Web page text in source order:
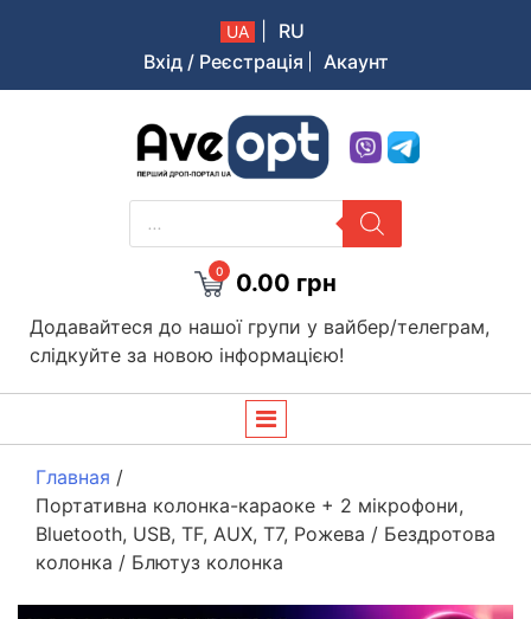
UA
RU
Вхід / Реєстрація
Акаунт
Aveopt – оптова дропшипінг платформа в Україні
PRODUCTS
SEARCH
0 0.00 грн
Додавайтеся до нашої групи у вайбер/телеграм,
слідкуйте за новою інформацією!
Главная /
Портативна колонка-караоке + 2 мікрофони,
Bluetooth, USB, TF, AUX, T7, Рожева / Бездротова
колонка / Блютуз колонка